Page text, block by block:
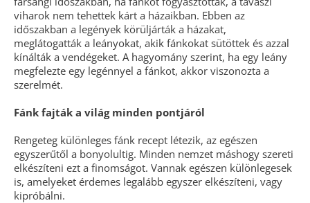
viharok nem tehettek kárt a házaikban. Ebben az
időszakban a legények körüljárták a házakat,
meglátogatták a leányokat, akik fánkokat sütöttek és azzal
kínálták a vendégeket. A hagyomány szerint, ha egy leány
megfelezte egy legénnyel a fánkot, akkor viszonozta a
szerelmét.
Fánk fajták a világ minden pontjáról
Rengeteg különleges fánk recept létezik, az egészen
egyszerűtől a bonyolultig. Minden nemzet máshogy szereti
elkészíteni ezt a finomságot. Vannak egészen különlegesek
is, amelyeket érdemes legalább egyszer elkészíteni, vagy
kipróbálni.